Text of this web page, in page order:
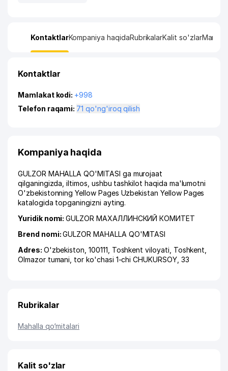
KontaktlarKompaniya haqidaRubrikalarKalit so'zlarManzil
Kontaktlar
Mamlakat kodi: +998
Telefon raqami:
71 qo'ng'iroq qilish
Kompaniya haqida
GULZOR MAHALLA QO'MITASI ga murojaat
qilganingizda, iltimos, ushbu tashkilot haqida ma'lumotni
O'zbekistonning Yellow Pages Uzbekistan Yellow Pages
katalogida topganingizni ayting.
Yuridik nomi:GULZOR МАХАЛЛИНСКИЙ КОМИТЕТ
Brend nomi:GULZOR MAHALLA QO'MITASI
Adres: O'zbekiston, 100111, Toshkent viloyati Toshkent
Olmazor tumani tor ko'chasi 1-chi CHUKURSOY, 33
Rubrikalar
Mahalla qo‘mitalari
Kalit so'zlar